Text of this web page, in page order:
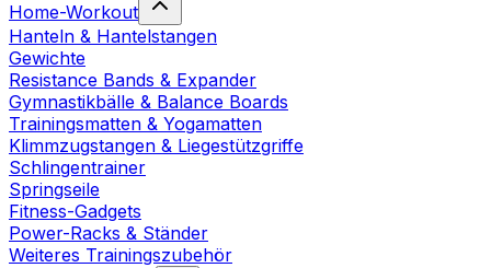
Home-Workout
Hanteln & Hantelstangen
Gewichte
Resistance Bands & Expander
Gymnastikbälle & Balance Boards
Trainingsmatten & Yogamatten
Klimmzugstangen & Liegestützgriffe
Schlingentrainer
Springseile
Fitness-Gadgets
Power-Racks & Ständer
Weiteres Trainingszubehör